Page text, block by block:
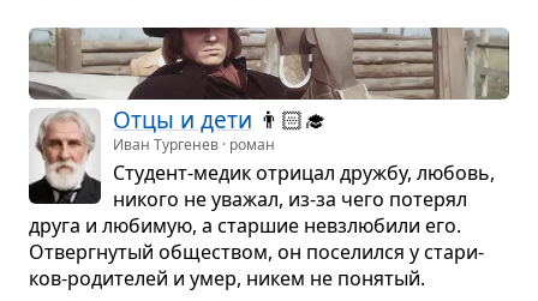
Отцы и дети 👨🏻‍🎓
Иван Тургенев · роман
Сту­дент-медик отри­цал дружбу, любовь,
никого не ува­жал, из-за чего поте­рял
друга и люби­мую, а стар­шие невзлю­били его.
Отверг­ну­тый обще­ством, он посе­лился у ста­ри­
ков-роди­те­лей и умер, никем не поня­тый.